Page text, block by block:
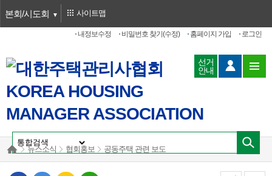
본회/시도회
로그인
홈페이지 가입
비밀번호 찾기(수정)
내정보수정
사이트맵
선거
안내
뉴스소식 협회홍보 공동주택 관련 보도